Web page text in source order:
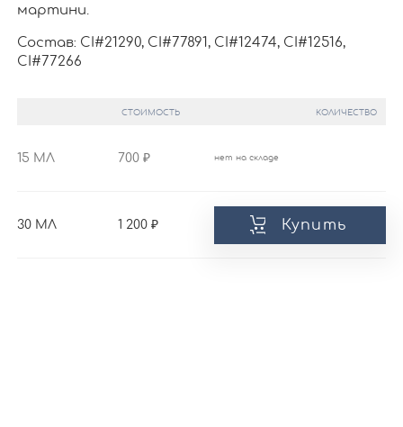
мартини.
Состав: CI#21290, CI#77891, CI#12474, CI#12516,
CI#77266
СТОИМОСТЬ КОЛИЧЕСТВО
15 МЛ 700 нет на складе
30 МЛ 1 200 Купить